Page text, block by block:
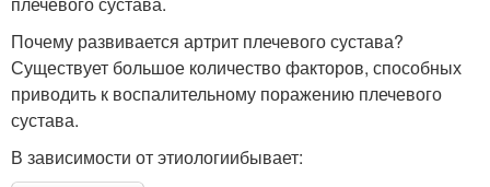
Почему развивается артрит плечевого сустава?
Существует большое количество факторов, способных
приводить к воспалительному поражению плечевого
сустава.
В зависимости от этиологиибывает: